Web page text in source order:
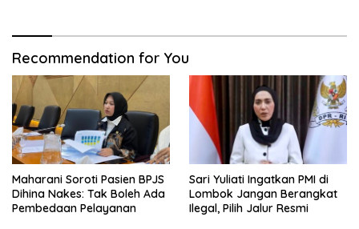
Recommendation for You
Maharani Soroti Pasien BPJS
Dihina Nakes: Tak Boleh Ada
Pembedaan Pelayanan
Sari Yuliati Ingatkan PMI di
Lombok Jangan Berangkat
Ilegal, Pilih Jalur Resmi